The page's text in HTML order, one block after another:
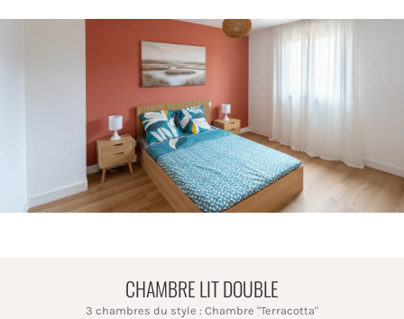
CHAMBRE LIT DOUBLE
3 chambres du style : Chambre "Terracotta"